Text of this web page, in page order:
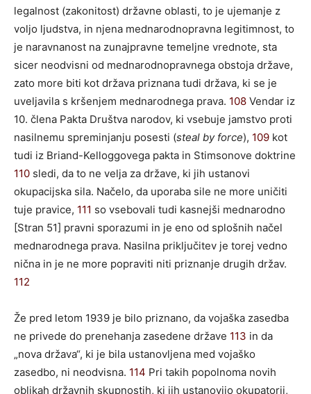
legalnost (zakonitost) državne oblasti, to je ujemanje z
voljo ljudstva, in njena mednarodnopravna legitimnost, to
je naravnanost na zunajpravne temeljne vrednote, sta
sicer neodvisni od mednarodnopravnega obstoja države,
zato more biti kot država priznana tudi država, ki se je
uveljavila s kršenjem mednarodnega prava. 108 Vendar iz
10. člena Pakta Društva narodov, ki vsebuje jamstvo proti
nasilnemu spreminjanju posesti (steal by force), 109 kot
tudi iz Briand-Kelloggovega pakta in Stimsonove doktrine
110 sledi, da to ne velja za države, ki jih ustanovi
okupacijska sila. Načelo, da uporaba sile ne more uničiti
tuje pravice, 111 so vsebovali tudi kasnejši mednarodno
[Stran 51] pravni sporazumi in je eno od splošnih načel
mednarodnega prava. Nasilna priključitev je torej vedno
nična in je ne more popraviti niti priznanje drugih držav.
112
Že pred letom 1939 je bilo priznano, da vojaška zasedba
ne privede do prenehanja zasedene države 113 in da
„nova država“, ki je bila ustanovljena med vojaško
zasedbo, ni neodvisna. 114 Pri takih popolnoma novih
oblikah državnih skupnostih, ki jih ustanovijo okupatorji,